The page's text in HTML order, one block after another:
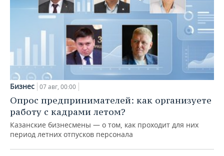
Бизнес 07 авг, 00:00
Опрос предпринимателей: как организуете
работу с кадрами летом?
Казанские бизнесмены — о том, как проходит для них
период летних отпусков персонала